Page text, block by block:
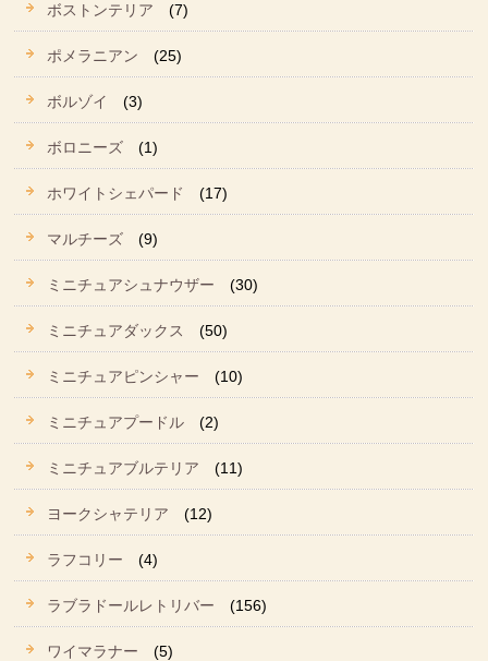
ボストンテリア (7)
ポメラニアン (25)
ボルゾイ (3)
ボロニーズ (1)
ホワイトシェパード (17)
マルチーズ (9)
ミニチュアシュナウザー (30)
ミニチュアダックス (50)
ミニチュアピンシャー (10)
ミニチュアプードル (2)
ミニチュアブルテリア (11)
ヨークシャテリア (12)
ラフコリー (4)
ラブラドールレトリバー (156)
ワイマラナー (5)